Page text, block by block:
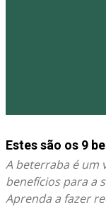
Estes são os 9
A beterraba é um
benefícios para a
Aprenda a fazer